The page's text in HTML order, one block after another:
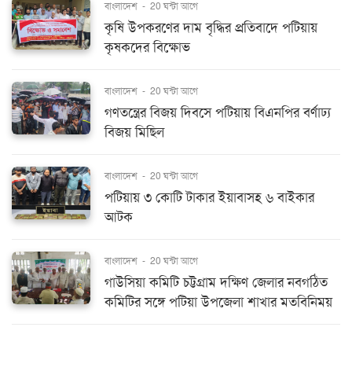
বাংলাদেশ - 20 ঘন্টা আগে
কৃষি উপকরণের দাম বৃদ্ধির প্রতিবাদে পটিয়ায়
কৃষকদের বিক্ষোভ
বাংলাদেশ - 20 ঘন্টা আগে
গণতন্ত্রের বিজয় দিবসে পটিয়ায় বিএনপির বর্ণাঢ্য
বিজয় মিছিল
বাংলাদেশ - 20 ঘন্টা আগে
পটিয়ায় ৩ কোটি টাকার ইয়াবাসহ ৬ বাইকার
আটক
বাংলাদেশ - 20 ঘন্টা আগে
গাউসিয়া কমিটি চট্টগ্রাম দক্ষিণ জেলার নবগঠিত
কমিটির সঙ্গে পটিয়া উপজেলা শাখার মতবিনিময়